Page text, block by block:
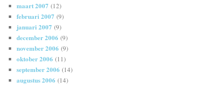
maart 2007 (12)
februari 2007 (9)
januari 2007 (9)
december 2006 (9)
november 2006 (9)
oktober 2006 (11)
september 2006 (14)
augustus 2006 (14)